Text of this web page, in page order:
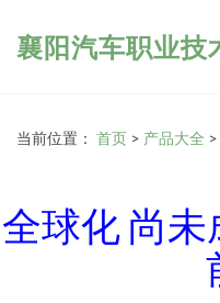
襄阳汽车职业技
当前位置： 首页 > 产品大全 >
全球化 尚